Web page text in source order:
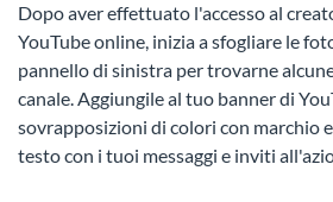
Dopo aver effettuato l'accesso al
YouTube online, inizia a sfogliare le
pannello di sinistra per trovarne
canale. Aggiungile al tuo banner di
sovrapposizioni di colori con marchio
testo con i tuoi messaggi e inviti